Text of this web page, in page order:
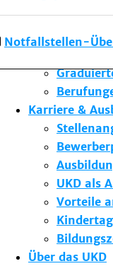
Notfallstellen-Studium
Karriere &
UKD als
Vorteile
Über das UKD